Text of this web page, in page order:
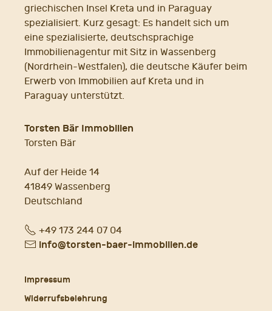
griechischen Insel Kreta und in Paraguay
spezialisiert. Kurz gesagt: Es handelt sich um
eine spezialisierte, deutschsprachige
Immobilienagentur mit Sitz in Wassenberg
(Nordrhein-Westfalen), die deutsche Käufer beim
Erwerb von Immobilien auf Kreta und in
Paraguay unterstützt.
Torsten Bär Immobilien
Torsten Bär
Auf der Heide 14
41849 Wassenberg
Deutschland
Fon+49 173 244 07 04
E- info@torsten-baer-immobilien.de
Impressum
Widerrufsbelehrung